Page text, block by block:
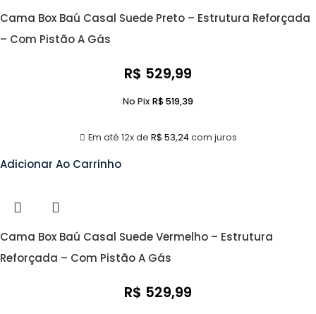
Cama Box Baú Casal Suede Preto – Estrutura Reforçada
– Com Pistão A Gás
R$ 529,99
Em até 12x de R$ 53,24com juros
No Pix R$519,39
Adicionar Ao Carrinho
Cama Box Baú Casal Suede Vermelho – Estrutura
Reforçada – Com Pistão A Gás
R$ 529,99